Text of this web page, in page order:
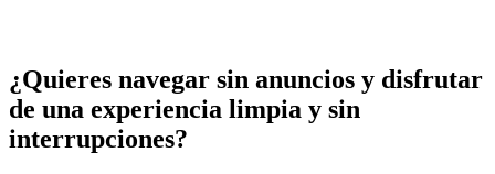
¿Quieres navegar sin anuncios y disfrutar
de una experiencia limpia y sin
interrupciones?